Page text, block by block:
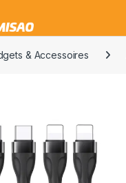
& Accessoires